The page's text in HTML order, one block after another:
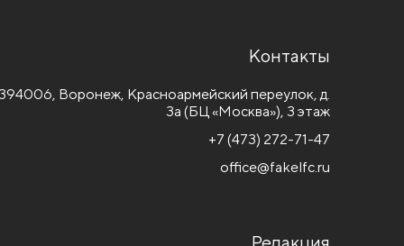
Контакты
394006, Воронеж, Красноармейский переулок, д.
3а (БЦ «Москва»), 3 этаж
+7 (473) 272-71-47
office@fakelfc.ru